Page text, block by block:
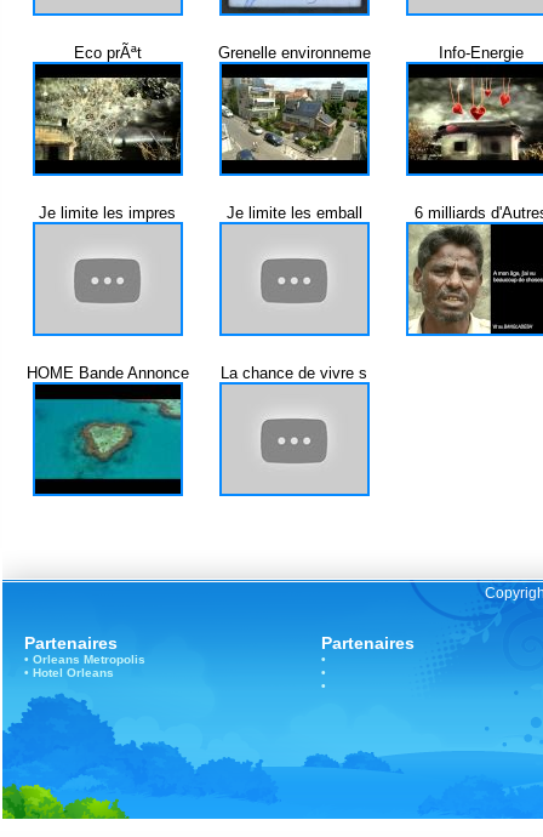
Eco prÃªt Grenelle environneme Info-Energie
Je limite les impres Je limite les emball 6 milliards
HOME Bande Annonce La chance de vivre s
Partenaires
• Orleans Metropolis
• Hotel Orleans
Partenaires
•
•
•